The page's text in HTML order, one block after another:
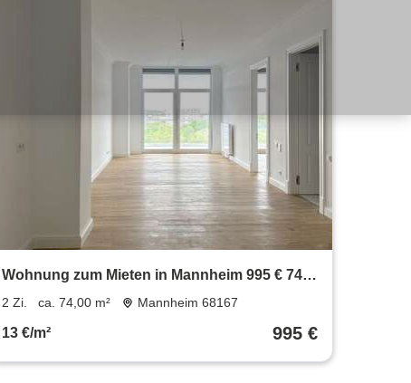
Wohnung zum Mieten in Mannheim 995 € 74
m²
2 Zi. ca. 74,00 m² Mannheim 68167
13 €/m² 995 €